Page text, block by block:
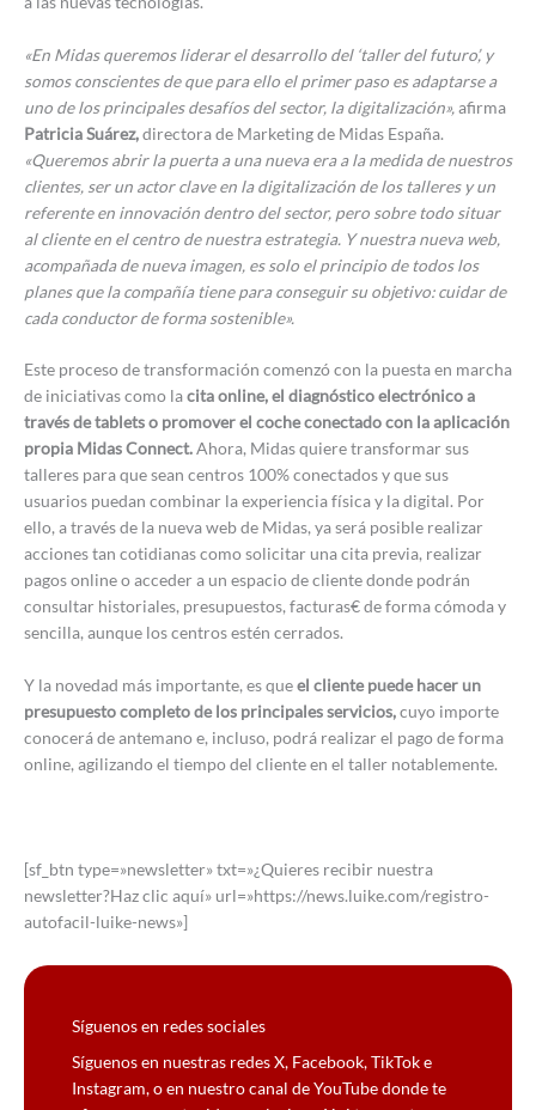
«En Midas queremos liderar el desarrollo del ‘taller del futuro’, y
somos conscientes de que para ello el primer paso es adaptarse a
uno de los principales desafíos del sector, la digitalización»,afirma
Patricia Suárez,directora de Marketing de Midas España.
«Queremos abrir la puerta a una nueva era a la medida de nuestros
clientes, ser un actor clave en la digitalización de los talleres y un
referente en innovación dentro del sector, pero sobre todo situar
al cliente en el centro de nuestra estrategia. Y nuestra nueva web,
acompañada de nueva imagen, es solo el principio de todos los
planes que la compañía tiene para conseguir su objetivo: cuidar de
cada conductor de forma sostenible».
Este proceso de transformación comenzó con la puesta en marcha
de iniciativas como lacita online, el diagnóstico electrónico a
través de tablets o promover el coche conectado con la aplicación
propia Midas Connect.Ahora, Midas quiere transformar sus
talleres para que sean centros 100% conectados y que sus
usuarios puedan combinar la experiencia física y la digital. Por
ello, a través de la nueva web de Midas, ya será posible realizar
acciones tan cotidianas como solicitar una cita previa, realizar
pagos online o acceder a un espacio de cliente donde podrán
consultar historiales, presupuestos, facturas€ de forma cómoda y
sencilla, aunque los centros estén cerrados.
Y la novedad más importante, es queel cliente puede hacer un
presupuesto completo de los principales servicios,cuyo importe
conocerá de antemano e, incluso, podrá realizar el pago de forma
online, agilizando el tiempo del cliente en el taller notablemente.
[sf_btn type=»newsletter» txt=»¿Quieres recibir nuestra
newsletter?Haz clic aquí» url=»https://news.luike.com/registro-
autofacil-luike-news»]
Síguenos en redes sociales
Síguenos en nuestras redes X, Facebook, TikTok e
Instagram, o en nuestro canal de YouTube donde te